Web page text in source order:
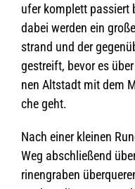
ufer kom­plett pas­siert
dabei wer­den ein
strand und der
gestreift, bevor es
nen Alt­stadt mit dem
che geht.
Nach einer klei­nen
Weg abschlie­ßend
ri­nen­gra­ben